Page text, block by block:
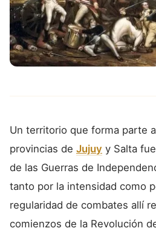
Un territorio que forma parte
provincias de Jujuy y Salta
de las Guerras de
tanto por la intensidad como
regularidad de combates allí
comienzos de la Revolución